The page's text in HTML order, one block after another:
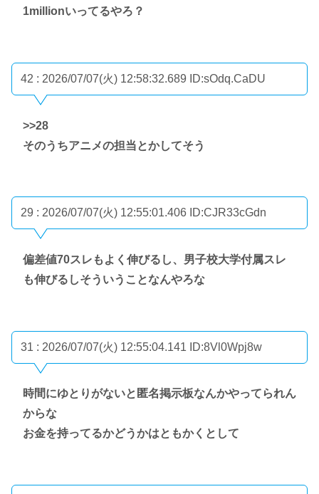
1millionいってるやろ？
42 : 2026/07/07(火) 12:58:32.689 ID:sOdq.CaDU
>>28
そのうちアニメの担当とかしてそう
29 : 2026/07/07(火) 12:55:01.406 ID:CJR33cGdn
偏差値70スレもよく伸びるし、男子校大学付属スレ
も伸びるしそういうことなんやろな
31 : 2026/07/07(火) 12:55:04.141 ID:8Vl0Wpj8w
時間にゆとりがないと匿名掲示板なんかやってられん
からな
お金を持ってるかどうかはともかくとして